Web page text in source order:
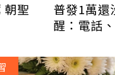
朝聖
普發1萬
醒：電話